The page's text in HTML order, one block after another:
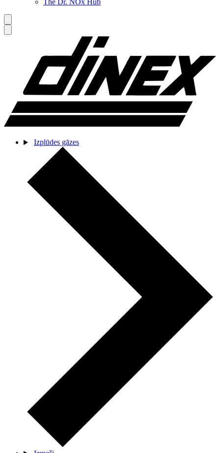
The Dr. NOx Hub
Izplūdes gāzes